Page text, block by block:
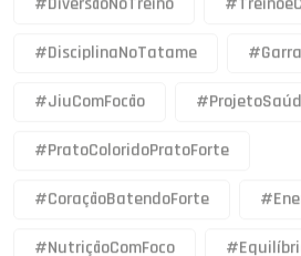
#DisciplinaNoTatame
#JiuComFocão
#PratoColoridoPratoForte
#CoraçãoBatendoForte
#NutriçãoComFoco